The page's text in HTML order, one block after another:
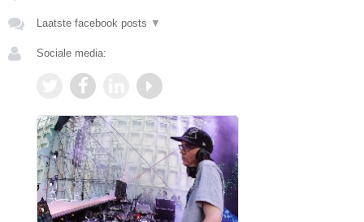
Laatste facebook posts ▼
Sociale media: